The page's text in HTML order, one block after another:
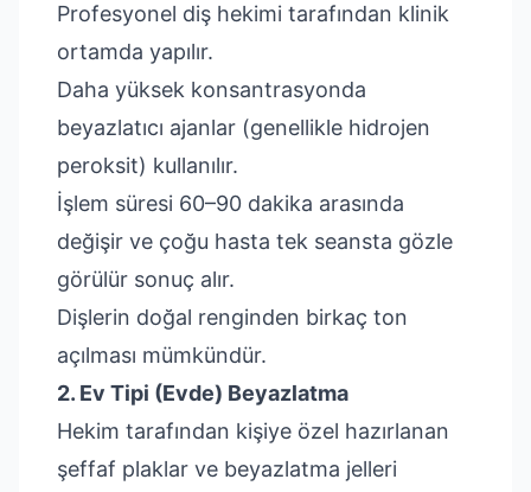
Profesyonel diş hekimi tarafından klinik
ortamda yapılır.
Daha yüksek konsantrasyonda
beyazlatıcı ajanlar (genellikle hidrojen
peroksit) kullanılır.
İşlem süresi 60–90 dakika arasında
değişir ve çoğu hasta tek seansta gözle
görülür sonuç alır.
Dişlerin doğal renginden birkaç ton
açılması mümkündür.
2. Ev Tipi (Evde) Beyazlatma
Hekim tarafından kişiye özel hazırlanan
şeffaf plaklar ve beyazlatma jelleri